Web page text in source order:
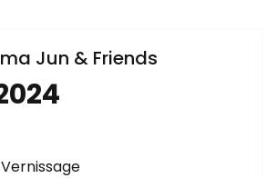
Media UG
Jun & Friends